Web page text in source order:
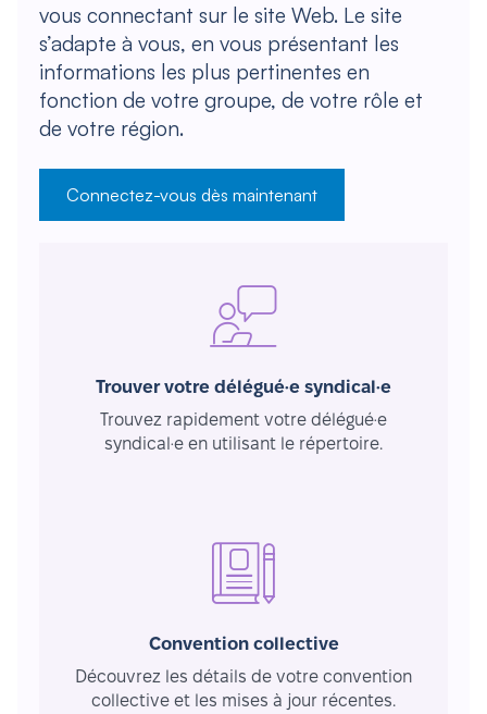
vous connectant sur le site Web. Le site
s’adapte à vous, en vous présentant les
informations les plus pertinentes en
fonction de votre groupe, de votre rôle et
de votre région.
Connectez-vous dès maintenant
Trouver votre délégué·e syndical·e
Trouvez rapidement votre délégué·e
syndical·e en utilisant le répertoire.
Convention collective
Découvrez les détails de votre convention
collective et les mises à jour récentes.